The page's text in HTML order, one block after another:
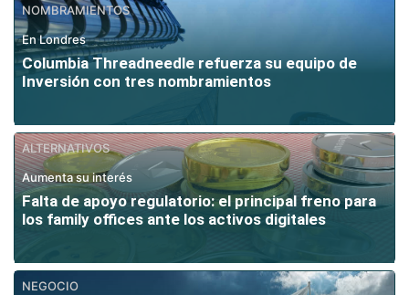
NOMBRAMIENTOS
En Londres
Columbia Threadneedle refuerza su equipo de
Inversión con tres nombramientos
ALTERNATIVOS
Aumenta su interés
Falta de apoyo regulatorio: el principal freno para
los family offices ante los activos digitales
NEGOCIO